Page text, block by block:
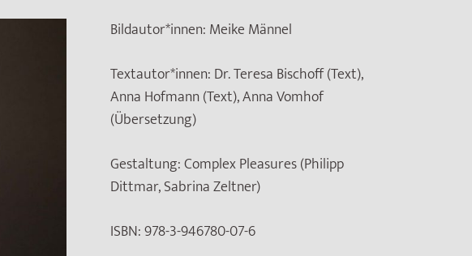
Bildautor*innen: Meike Männel
Textautor*innen: Dr. Teresa Bischoff (Text),
Anna Hofmann (Text), Anna Vomhof
(Übersetzung)
Gestaltung:Complex Pleasures (Philipp
Dittmar, Sabrina Zeltner)
ISBN:978-3-946780-07-6